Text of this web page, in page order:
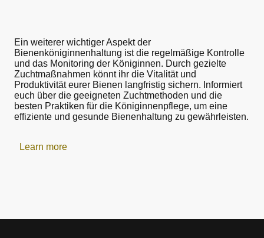
Ein weiterer wichtiger Aspekt der
Bienenköniginnenhaltung ist die regelmäßige Kontrolle
und das Monitoring der Königinnen. Durch gezielte
Zuchtmaßnahmen könnt ihr die Vitalität und
Produktivität eurer Bienen langfristig sichern. Informiert
euch über die geeigneten Zuchtmethoden und die
besten Praktiken für die Königinnenpflege, um eine
effiziente und gesunde Bienenhaltung zu gewährleisten.
Learn more